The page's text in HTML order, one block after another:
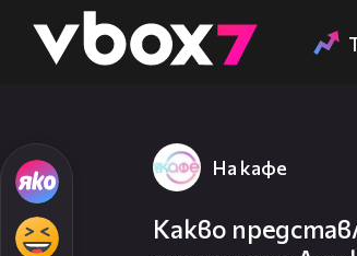
👾
На кафе
Какво